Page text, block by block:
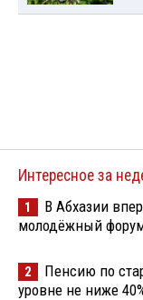
Интересное за
1
В Абхазии
молодёжный
2
Пенсию по
уровне не ниже